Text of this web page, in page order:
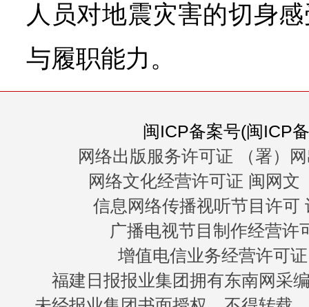
人员对地震灾害的切身
与履职能力。
闽ICP备案号(闽ICP
网络出版服务许可证 （署）
网络文化经营许可证 闽网文
信息网络传播视听节目许可
广播电视节目制作经营许
增值电信业务经营许可
福建日报报业集团拥有东南网采